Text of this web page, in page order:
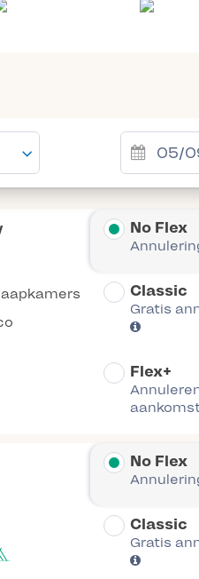
No Flex
Classic
Gratis
Flex+
No Flex
Classic
Gratis